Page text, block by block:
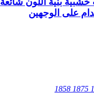
على الوجهين